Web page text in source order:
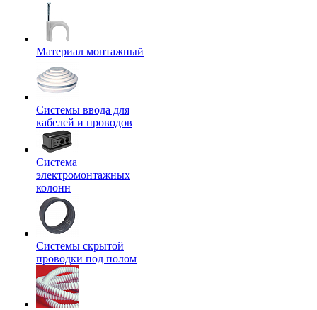
Материал монтажный
Системы ввода для
кабелей и проводов
Система
электромонтажных
колонн
Системы скрытой
проводки под полом